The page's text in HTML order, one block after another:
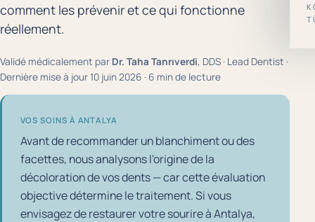
comment les prévenir et ce qui fonctionne
réellement.
Validé médicalement par Dr. Taha Tanrıverdi, DDS · Lead Dentist ·
Dernière mise à jour 10 juin 2026 · 6 min de lecture
VOS SOINS À ANTALYA
Avant de recommander un blanchiment ou des
facettes, nous analysons l'origine de la
décoloration de vos dents — car cette évaluation
objective détermine le traitement. Si vous
envisagez de restaurer votre sourire à Antalya,